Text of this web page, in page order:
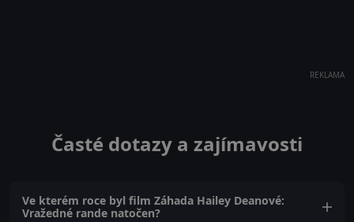
REKLAMA
Časté dotazy a zajímavosti
Ve kterém roce byl film Záhada Hailey Deanové:
Vražedné rande natočen?